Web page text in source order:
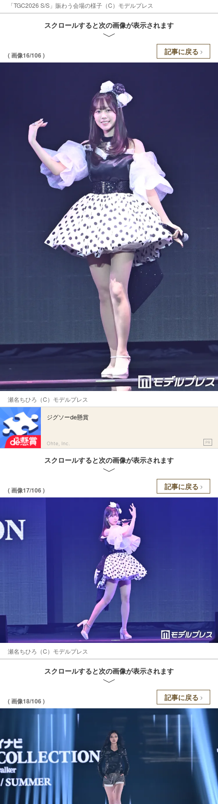
「TGC2026 S/S」賑わう会場の様子（C）モデルプレス
スクロールすると次の画像が表示されます
( 画像16/106 ) 記事に戻る
瀬名ちひろ（C）モデルプレス
ジグソーde懸賞
Ohte, Inc. PR
スクロールすると次の画像が表示されます
( 画像17/106 ) 記事に戻る
瀬名ちひろ（C）モデルプレス
スクロールすると次の画像が表示されます
( 画像18/106 ) 記事に戻る